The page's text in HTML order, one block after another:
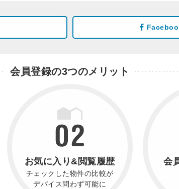
会員登録の3つのメリット
お気に入り&閲覧履歴
チェックした物件の比較が
デバイス問わず可能に
会